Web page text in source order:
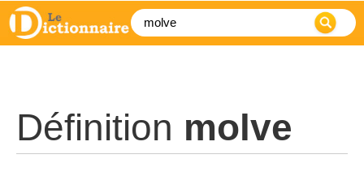
Définition molve